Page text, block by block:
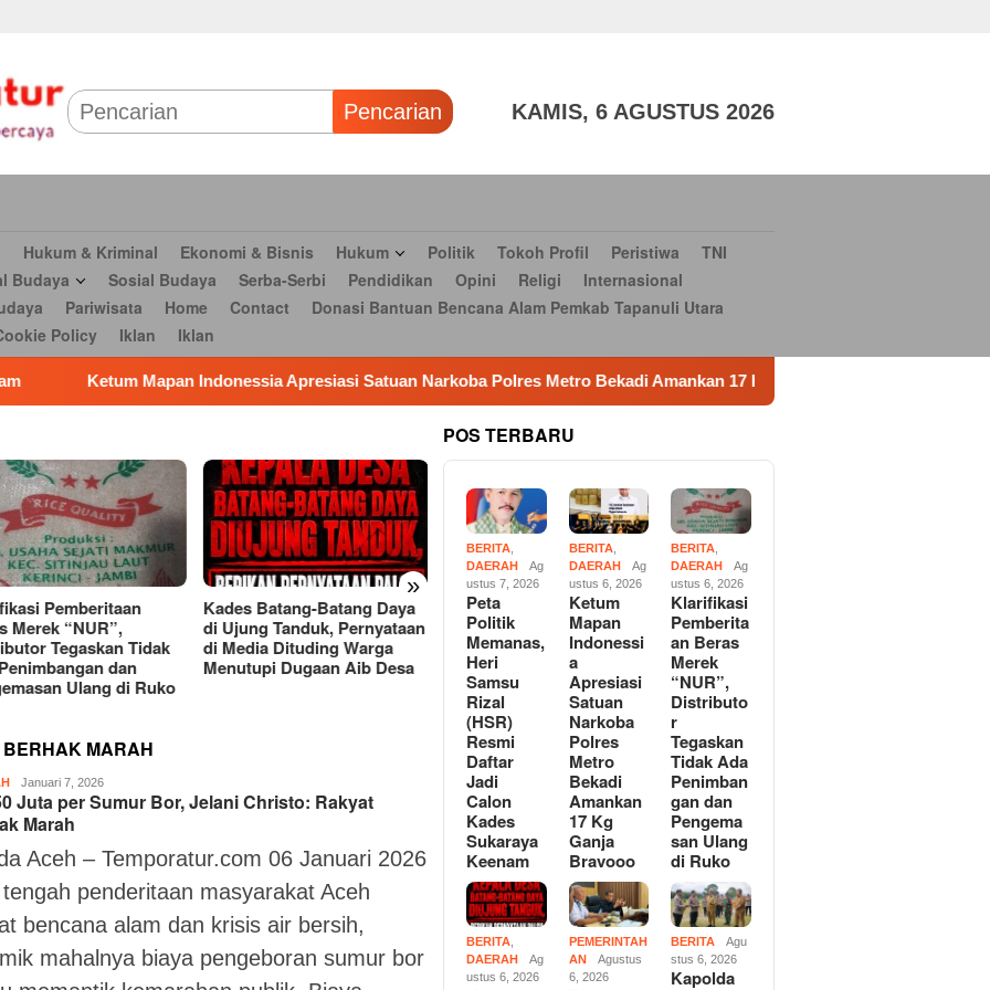
Pencarian KAMIS, 6 AGUSTUS 2026
Hukum & Kriminal Ekonomi & Bisnis Hukum Politik Tokoh Profil Peristiwa
TNI
Budaya Sosial Budaya Serba-Serbi Pendidikan Opini Religi
Internasional
Pariwisata Home Contact
Donasi Bantuan Bencana Alam Pemkab Tapanuli Utara
Policy Iklan Iklan
Apresiasi Satuan Narkoba Polres Metro Bekadi Amankan 17 Kg Ganja Bravooo Klarifikasi Pemberitaan Beras Merek
»
Batang-Batang Daya
Tanduk, Pernyataan
Dituding Warga
Dugaan Aib Desa
Peta Politik Memanas, Heri
Samsu Rizal (HSR) Resmi
Daftar Jadi Calon Kades
Sukaraya Keenam
Ketum Mapan Indonessia
Apresiasi Satuan Narkoba
Polres Metro Bekadi
Amankan 17 Kg Ganja
Bravooo
Klarifikasi Pemberitaan
Beras Merek “NUR”,
Distributor Tegaskan Tidak
Ada Penimbangan dan
Pengemasan Ulang di Ruko
MARAH
Suryo
Sudharmo
Januari 7, 2026
Juta per Sumur Bor, Jelani Christo: Rakyat
Marah
Aceh – Temporatur.com 06 Januari 2026
penderitaan masyarakat Aceh
bencana alam dan krisis air bersih,
mahalnya biaya pengeboran sumur bor
POS TERBARU
BERITA
DAERAH
Ag
ustus 7, 2026
Peta
Politik
Memanas,
Heri
Samsu
Rizal
(HSR)
Resmi
Daftar
Jadi
Calon
Kades
Sukaraya
Keenam
BERITA,
DAERAH
Ag
ustus 6, 2026
Ketum
Mapan
Indonessi
a
Apresiasi
Satuan
Narkoba
Polres
Metro
Bekadi
Amankan
17 Kg
Ganja
Bravooo
BERITA
DAERAH
Ag
ustus 6, 2026
Klarifikasi
Pemberita
an Beras
Merek
“NUR”,
Distributo
r
Tegaskan
Tidak Ada
Penimban
gan dan
Pengema
san Ulang
di Ruko
BERITA
DAERAH
Ag
ustus 6, 2026
PEMERINTAH
AN
Agustus
6, 2026
BERITA
Agu
stus 6, 2026
Kapolda